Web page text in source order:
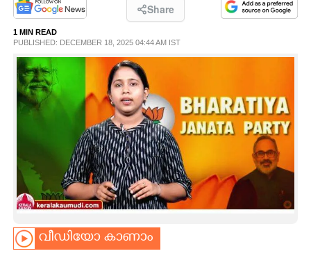
LIFESTYLE
SPIRITUAL
ART
ASTRO
Share
1 MIN READ
PUBLISHED: DECEMBER 18, 2025 04:44 AM IST
വീഡിയോ കാണാം